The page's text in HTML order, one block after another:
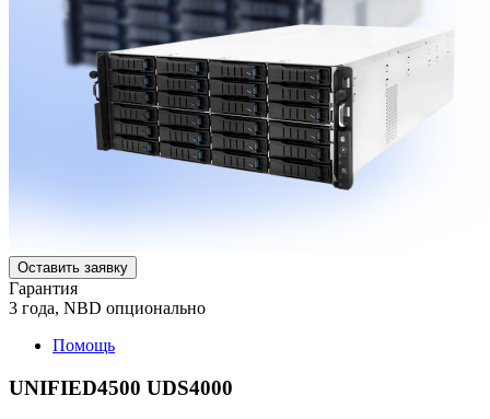
Оставить заявку
Гарантия
3 года, NBD опционально
Помощь
UNIFIED4500 UDS4000